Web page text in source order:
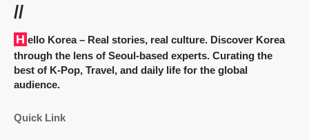
//
Hello Korea– Real stories, real culture. Discover Korea
through the lens of Seoul-based experts. Curating the
best of K-Pop, Travel, and daily life for the global
audience.
Quick Link